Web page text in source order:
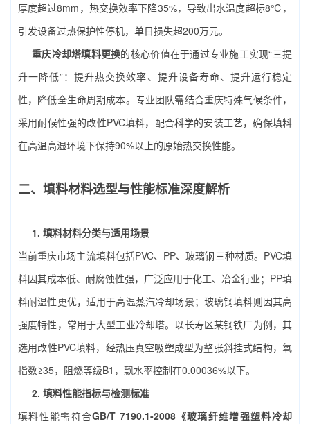
厚度超过8mm，热交换效率下降35%，导致出水温度超标8℃，
引发设备过热保护性停机，单日损失超200万元。
重庆冷却塔填料更换的核心价值在于通过专业施工实现“三提
升一降低”：提升热交换效率、提升设备寿命、提升运行稳定
性，降低全生命周期成本。专业团队需结合重庆特殊气候条件，
采用耐候性强的改性PVC填料，配合科学的安装工艺，确保填料
在高温高湿环境下保持90%以上的原始热交换性能。
二、填料材料选型与性能标准深度解析
1. 填料材料分类与适用场景
当前重庆市场主流填料包括PVC、PP、玻璃钢三种材质。PVC填
料因其成本低、耐腐蚀性强，广泛应用于化工、冶金行业；PP填
料耐温性更优，适用于高温蒸汽冷却场景；玻璃钢填料则因其高
强度特性，常用于大型工业冷却塔。以长寿区某钢铁厂为例，其
选用改性PVC填料，经热压真空吸塑成型为整张斜挂式结构，氧
指数≥35，阻燃等级B1，飘水率控制在0.00036%以下。
2. 填料性能指标与检测标准
填料性能需符合GB/T 7190.1-2008《玻璃纤维增强塑料冷却